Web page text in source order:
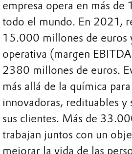
empresa opera en más de
todo el mundo. En 2021,
15.000 millones de euros
operativa (margen
2380 millones de euros.
más allá de la química
innovadoras, redituables y
sus clientes. Más de
trabajan juntos con un
mejorar la vida de las